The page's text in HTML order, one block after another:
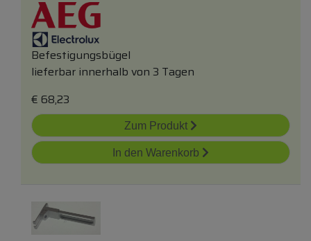
Befestigungsbügel
lieferbar innerhalb von 3 Tagen
€ 68,23
Zum Produkt
In den Warenkorb